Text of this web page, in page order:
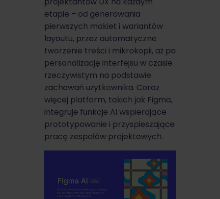
etapie – od generowania
pierwszych makiet i wariantów
layoutu, przez automatyczne
tworzenie treści i mikrokopii, aż po
personalizację interfejsu w czasie
rzeczywistym na podstawie
zachowań użytkownika. Coraz
więcej platform, takich jak Figma,
integruje funkcje AI wspierające
prototypowanie i przyspieszające
pracę zespołów projektowych.